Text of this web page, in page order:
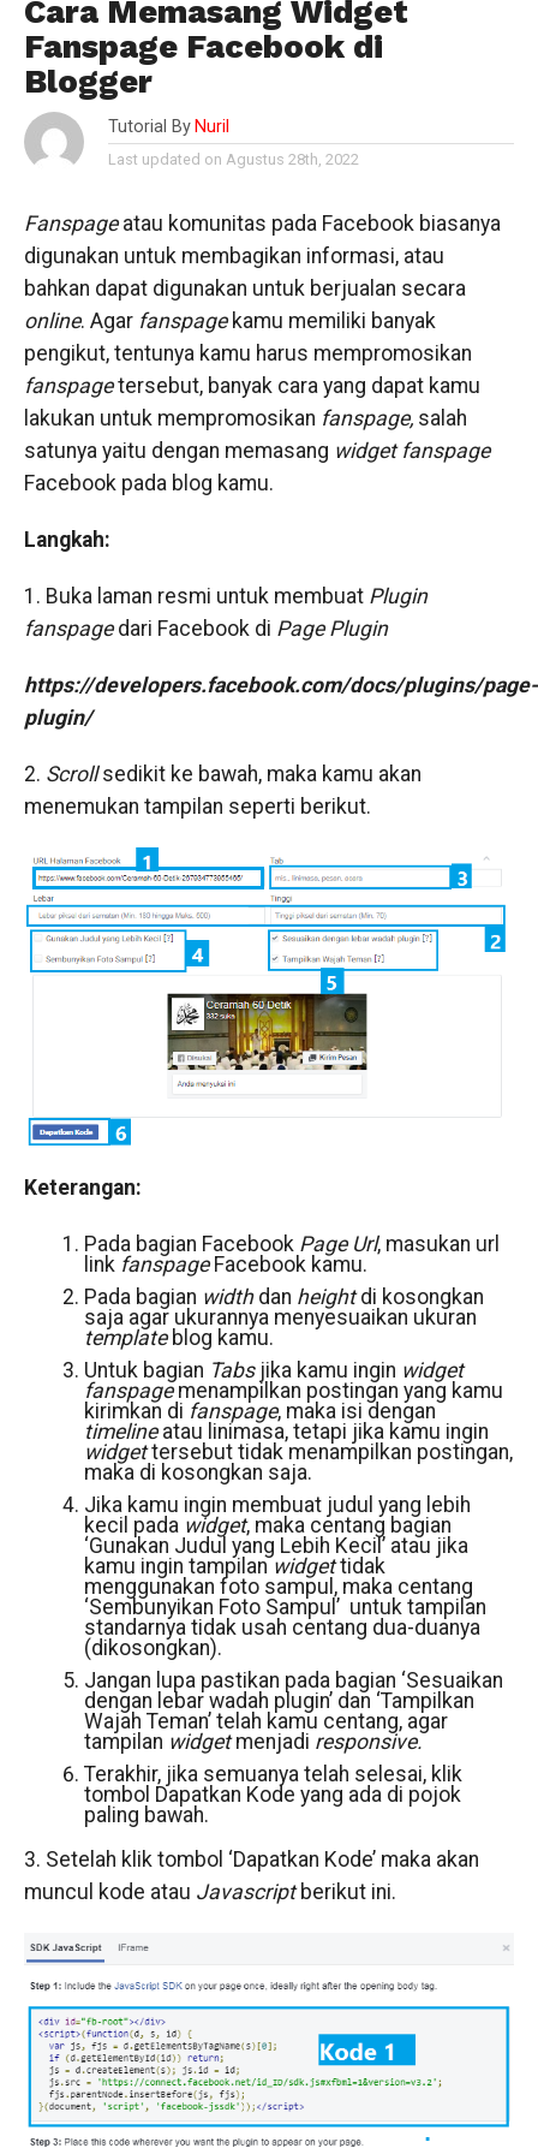
Cara Memasang Widget
Fanspage Facebook di
Blogger
Tutorial By Nuril
Last updated on Agustus 28th, 2022
Fanspage atau komunitas pada Facebook biasanya
digunakan untuk membagikan informasi, atau
bahkan dapat digunakan untuk berjualan secara
online. Agar fanspage kamu memiliki banyak
pengikut, tentunya kamu harus mempromosikan
fanspagetersebut, banyak cara yang dapat kamu
lakukan untuk mempromosikan fanspage, salah
satunya yaitu dengan memasang widget fanspage
Facebook pada blog kamu.
Langkah:
1. Buka laman resmi untuk membuat Plugin
fanspage dari Facebook di Page Plugin
https://developers.facebook.com/docs/plugins/page-
plugin/
2. Scrollsedikit ke bawah, maka kamu akan
menemukan tampilan seperti berikut.
Keterangan:
Pada bagian Facebook Page Url, masukan url
link fanspage Facebook kamu.
Pada bagian widthdan heightdi kosongkan
saja agar ukurannya menyesuaikan ukuran
templateblog kamu.
Untuk bagian Tabs jika kamu ingin widget
fanspagemenampilkan postingan yang kamu
kirimkan di fanspage, maka isi dengan
timeline atau linimasa, tetapi jika kamu ingin
widgettersebut tidak menampilkan postingan,
maka di kosongkan saja.
Jika kamu ingin membuat judul yang lebih
kecil pada widget, maka centang bagian
‘Gunakan Judul yang Lebih Kecil’ atau jika
kamu ingin tampilanwidgettidak
menggunakan foto sampul, maka centang
‘Sembunyikan Foto Sampul’ untuk tampilan
standarnya tidak usah centang dua-duanya
(dikosongkan).
Jangan lupa pastikan pada bagian ‘Sesuaikan
dengan lebar wadah plugin’ dan ‘Tampilkan
Wajah Teman’ telah kamu centang, agar
tampilan widgetmenjadi responsive.
Terakhir, jika semuanya telah selesai, klik
tombol Dapatkan Kode yang ada di pojok
paling bawah.
3. Setelah klik tombol ‘Dapatkan Kode’ maka akan
muncul kode atau Javascript berikut ini.